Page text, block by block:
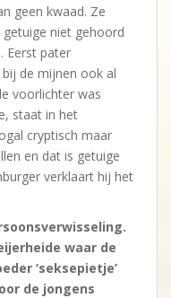
geen kwaad. Ze
niet gehoord
Eerst pater
de mijnen ook al
voorlichter was
staat in het
cryptisch maar
en dat is getuige
verklaart hij het
waar de
‘seksepietje’
de jongens